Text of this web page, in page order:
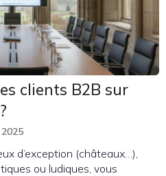
clients B2B sur
d’exception (châteaux…),
ou ludiques, vous